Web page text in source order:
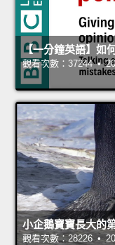
【一分鐘英語】如
觀看次數：37244 •
小企鵝寶寶長大的
觀看次數：28226 •